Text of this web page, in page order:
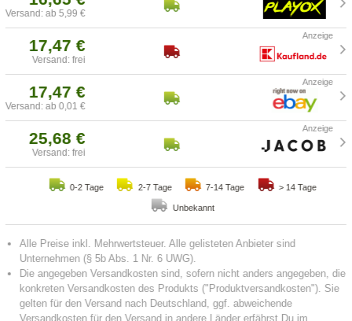
Versand: ab 5,99 €
17,47 €
Versand: frei
17,47 €
Versand: ab 0,01 €
25,68 €
Versand: frei
0-2 Tage 2-7 Tage 7-14 Tage > 14 Tage
Unbekannt